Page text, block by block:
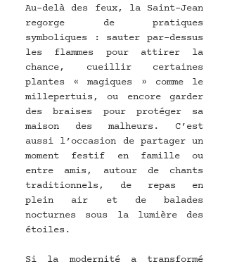
Au-delà des feux, la Saint-Jean
regorge de pratiques
symboliques : sauter par-dessus
les flammes pour attirer la
chance, cueillir certaines
plantes « magiques » comme le
millepertuis, ou encore garder
des braises pour protéger sa
maison des malheurs. C’est
aussi l’occasion de partager un
moment festif en famille ou
entre amis, autour de chants
traditionnels, de repas en
plein air et de balades
nocturnes sous la lumière des
étoiles.
Si la modernité a transformé